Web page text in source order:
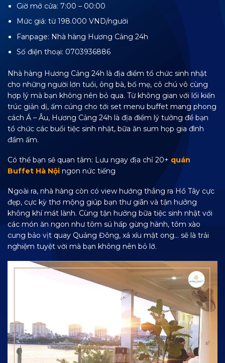
Giờ mở cửa: 7:00 – 00:00
Mức giá: từ 198.000 VND/người
Fanpage: Nhà hàng Hương Cảng 24h
Số điện thoại: 0703936886
Nhà hàng Hương Cảng 24h là địa điểm tổ chức sinh nhật
cho những người lớn tuổi, ông bà, bố mẹ, cô chú vô cùng
hợp lý mà bạn không nên bỏ qua. Từ không gian với lối kiến
trúc giản dị, ấm cúng cho tới set menu buffet mang phong
cách Á – Âu, Hương Cảng 24h là địa điểm lý tưởng để bạn
tổ chức các buổi tiệc sinh nhật, bữa ăn sum họp gia đình
đầm ấm.
Có thể bạn sẽ quan tâm: Lưu ngay địa chỉ 20+ quán
Buffet Hà Nội ngon nức tiếng
Ngoài ra, nhà hàng còn có view hướng thẳng ra Hồ Tây cực
đẹp, cực kỳ thơ mộng giúp bạn thư giãn và tận hưởng
không khí mát lành. Cùng tận hưởng bữa tiệc sinh nhật với
các món ăn ngon như tôm sú hấp gừng hành, tôm xào
cung bảo vịt quay Quảng Đông, xá xíu mật ong… sẽ là trải
nghiệm tuyệt vời mà bạn không nên bỏ lỡ.